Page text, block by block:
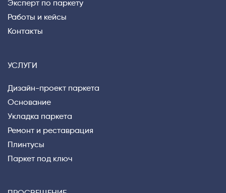
Эксперт по паркету
Работы и кейсы
Контакты
УСЛУГИ
Дизайн-проект паркета
Основание
Укладка паркета
Ремонт и реставрация
Плинтусы
Паркет под ключ